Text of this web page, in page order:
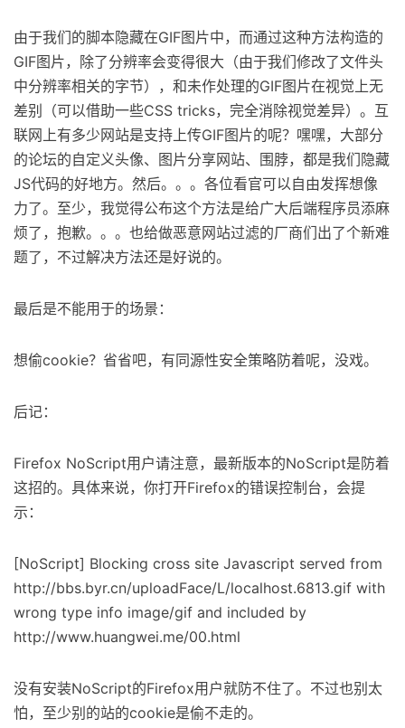
由于我们的脚本隐藏在GIF图片中，而通过这种方法构造的
GIF图片，除了分辨率会变得很大（由于我们修改了文件头
中分辨率相关的字节），和未作处理的GIF图片在视觉上无
差别（可以借助一些CSS tricks，完全消除视觉差异）。互
联网上有多少网站是支持上传GIF图片的呢？嘿嘿，大部分
的论坛的自定义头像、图片分享网站、围脖，都是我们隐藏
JS代码的好地方。然后。。。各位看官可以自由发挥想像
力了。至少，我觉得公布这个方法是给广大后端程序员添麻
烦了，抱歉。。。也给做恶意网站过滤的厂商们出了个新难
题了，不过解决方法还是好说的。
最后是不能用于的场景：
想偷cookie？省省吧，有同源性安全策略防着呢，没戏。
后记：
Firefox NoScript用户请注意，最新版本的NoScript是防着
这招的。具体来说，你打开Firefox的错误控制台，会提
示：
[NoScript] Blocking cross site Javascript served from
http://bbs.byr.cn/uploadFace/L/localhost.6813.gif with
wrong type info image/gif and included by
http://www.huangwei.me/00.html
没有安装NoScript的Firefox用户就防不住了。不过也别太
怕，至少别的站的cookie是偷不走的。